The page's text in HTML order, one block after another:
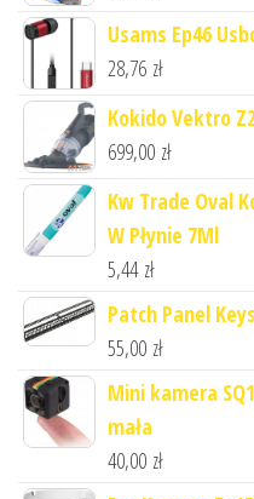
Usams Ep46
28,76 zł
Kokido Vektro
699,00 zł
Kw Trade Oval
W Płynie 7Ml
5,44 zł
Patch Panel
55,00 zł
Mini kamera
mała
40,00 zł